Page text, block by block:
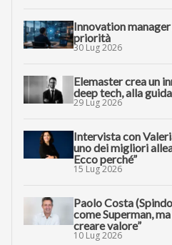
Innovation manager
priorità
30 Lug 2026
Elemaster crea un
deep tech, alla
29 Lug 2026
Intervista con
uno dei migliori
Ecco perché”
15 Lug 2026
Paolo Costa
come Superman,
creare valore”
10 Lug 2026